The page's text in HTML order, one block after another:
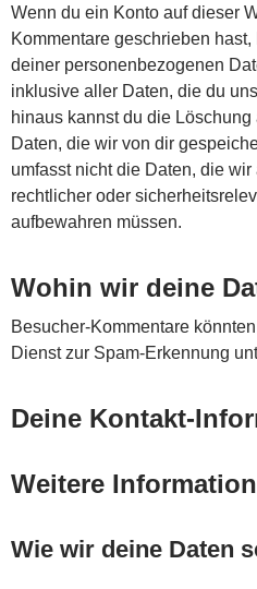
Wenn du ein Konto auf dieser
Kommentare geschrieben
deiner personenbezogenen
inklusive aller Daten, die du
hinaus kannst du die
Daten, die wir von dir
umfasst nicht die Daten, die
rechtlicher oder
aufbewahren müssen.
Wohin wir deine
Besucher-Kommentare
Dienst zur Spam-Erkennung
Deine Kontakt-
Weitere
Wie wir deine Daten